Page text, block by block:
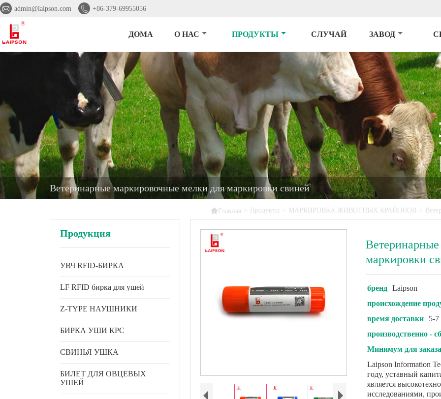
 admin@laipson.com  +86-379-69955056
ДОМА О НАС ПРОДУКТЫ СЛУЧАЙ ЗАВОД
Ветеринарные маркировочные мелки для маркировки свиней
 Главная > Продукты > МАРКИРОВКА ЖИВОТНЫХ КРАЙОНОВ >
Продукция
УВЧ RFID-БИРКА
LF RFID бирка для ушей
Z-TYPE НАУШНИКИ
БИРКА УШИ КРС
СВИНЬЯ УШКА
БИЛЕТ ДЛЯ ОВЦЕВЫХ
УШЕЙ
маркировки
бренд
Laipson
происхождение
время доставки
5-7
производственно -
Минимум для
Laipson Information
году, уставный
является
исследованиями,